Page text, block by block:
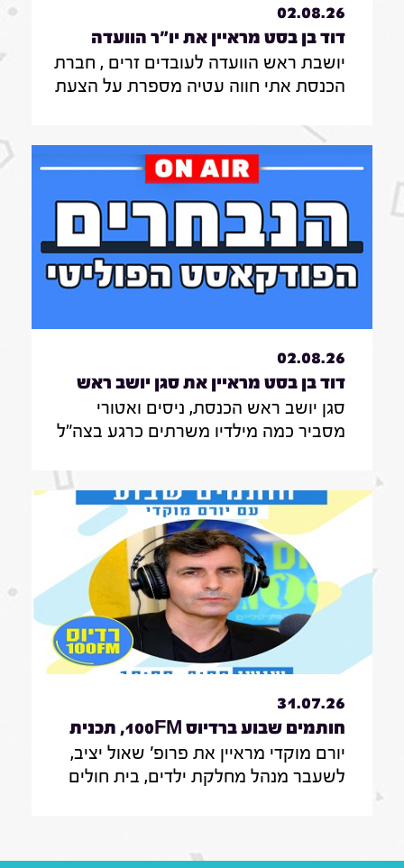
02.08.26
דוד בן בסט מראיין את יו"ר הוועדה
לעובדים זרים , חברת הכנסת אתי חווה
עטיה|31.7.26
יושבת ראש הוועדה לעובדים זרים , חברת
הכנסת אתי חווה עטיה מספרת על הצעת
בתחנות רכבת , על הזכאות להעסקת
עובד זר בסיעוד לבני 85 ומעלה ומה מניע
אותה בעשייה הפרלמנטרית
02.08.26
דוד בן בסט מראיין את סגן יושב ראש
הכנסת, ניסים ואטורי|31.7.26
סגן יושב ראש הכנסת, ניסים ואטורי
מסביר כמה מילדיו משרתים כרגע בצה"ל
הוא רוצה להיות בממשלה הבאה
31.07.26
חותמים שבוע ברדיוס 100FM, תכנית
329, 31 ביולי 2026
יורם מוקדי מראיין את פרופ' שאול יציב,
לשעבר מנהל מחלקת ילדים, בית חולים